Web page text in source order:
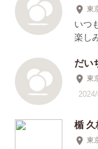
東
いつ
楽し
だい
東
楯
東